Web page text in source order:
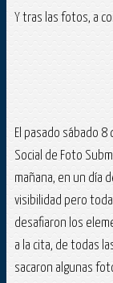
Y tras las fotos, a
El pasado sábado
Social de Foto
mañana, en un día
visibilidad pero
desafiaron los
a la cita, de todas
sacaron algunas